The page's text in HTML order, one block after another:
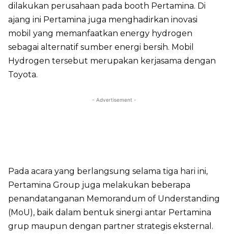
dilakukan perusahaan pada booth Pertamina. Di
ajang ini Pertamina juga menghadirkan inovasi
mobil yang memanfaatkan energy hydrogen
sebagai alternatif sumber energi bersih. Mobil
Hydrogen tersebut merupakan kerjasama dengan
Toyota.
- Advertisement -
Pada acara yang berlangsung selama tiga hari ini,
Pertamina Group juga melakukan beberapa
penandatanganan Memorandum of Understanding
(MoU), baik dalam bentuk sinergi antar Pertamina
grup maupun dengan partner strategis eksternal.